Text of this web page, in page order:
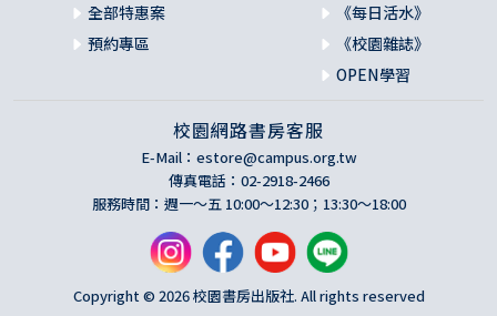
全部特惠案
預約專區
《每日活水》
《校園雜誌》
OPEN學習
校園網路書房客服
E-Mail： estore@campus.org.tw
傳真電話：02-2918-2466
服務時間：週一～五 10:00～12:30；13:30～18:00
Copyright © 2026 校園書房出版社. All rights reserved